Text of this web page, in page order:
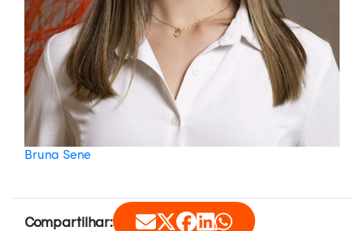
Bruna Sene
Compartilhar: